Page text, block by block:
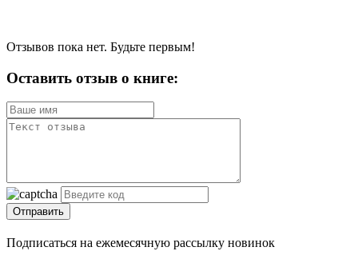
Отзывов пока нет. Будьте первым!
Оставить отзыв о книге:
Отправить
Подписаться на ежемесячную рассылку новинок